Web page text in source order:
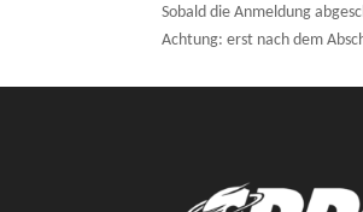
Sobald die Anmeldung
Achtung: erst nach dem